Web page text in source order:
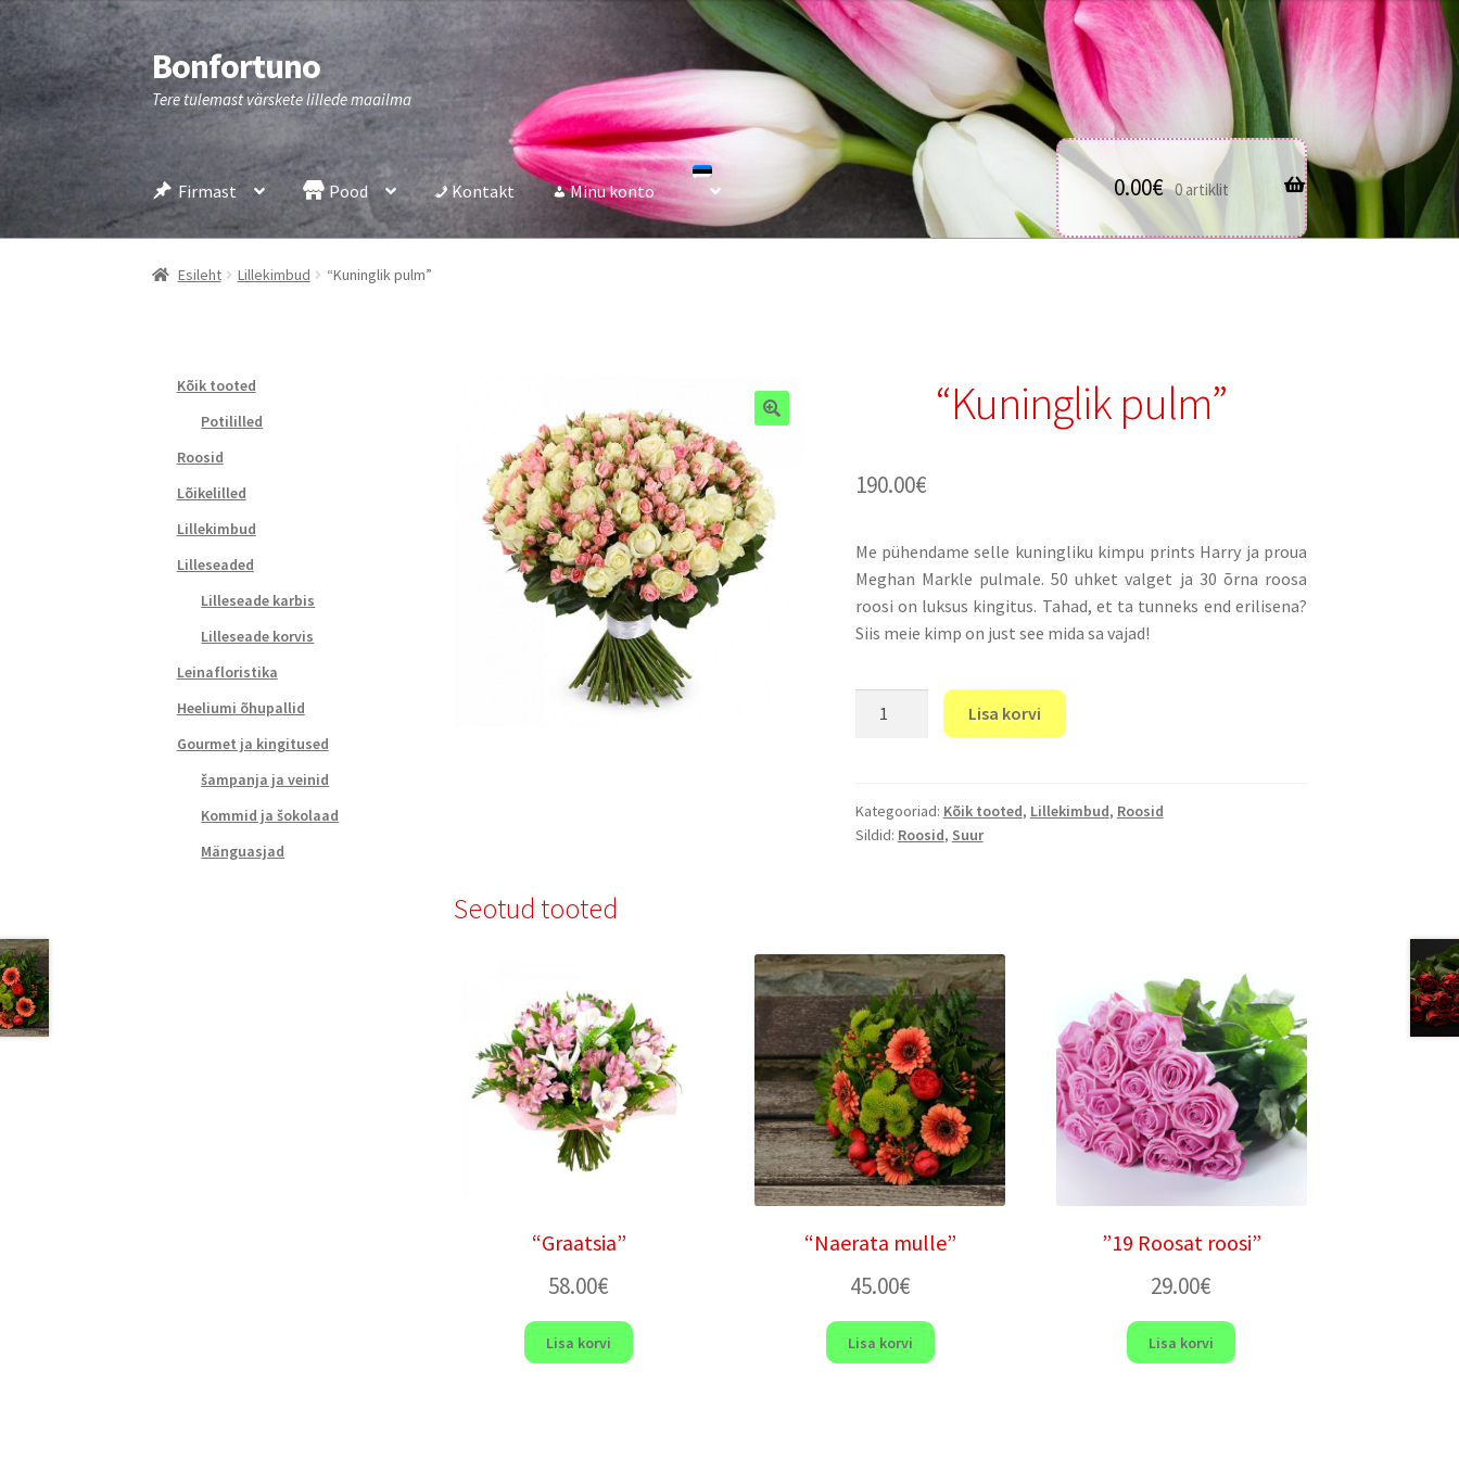
Liigu
navigeerimisele
Liigu
sisu
juurde
Bonfortuno
Tere tulemast värskete lillede maailma
Firmast Pood Kontakt Minu konto 0.00€ 0 artiklit
Esileht Lillekimbud “Kuninglik pulm”
“Kuninglik pulm”
190.00€
Me pühendame selle kuningliku kimpu prints Harry ja proua
Meghan Markle pulmale. 50 uhket valget ja 30 õrna roosa
roosi on luksus kingitus. Tahad, et ta tunneks end erilisena?
Siis meie kimp on just see mida sa vajad!
Lisa korvi
Kategooriad: Kõik tooted, Lillekimbud, Roosid
Sildid: Roosid, Suur
Seotud tooted
“Graatsia”
58.00€
Lisa korvi
“Naerata mulle”
45.00€
Lisa korvi
”19 Roosat roosi”
29.00€
Lisa korvi
Kõik tooted
Potililled
Roosid
Lõikelilled
Lillekimbud
Lilleseaded
Lilleseade karbis
Lilleseade korvis
Leinafloristika
Heeliumi õhupallid
Gourmet ja kingitused
šampanja ja veinid
Kommid ja šokolaad
Mänguasjad